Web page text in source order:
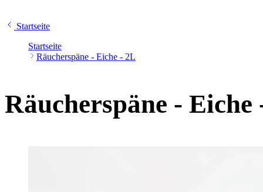
Startseite
Startseite
Räucherspäne - Eiche - 2L
Räucherspäne - Eiche